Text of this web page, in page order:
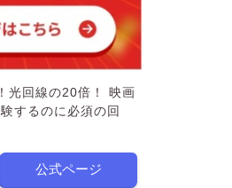
光回線の20倍！ 映画
するのに必須の回
公式ページ